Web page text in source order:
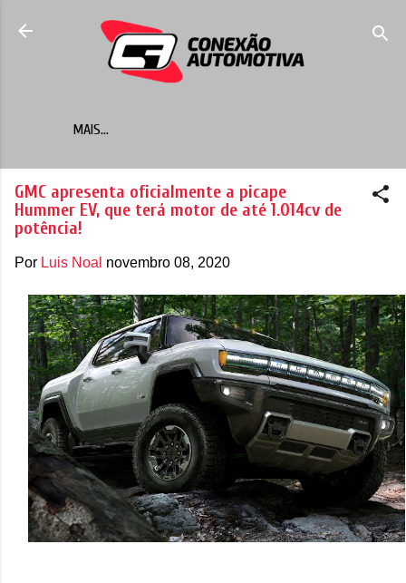
Pular para o conteúdo principal
MAIS…
GMC apresenta oficialmente a picape
Hummer EV, que terá motor de até 1.014cv de
potência!
Por Luis Noal novembro 08, 2020